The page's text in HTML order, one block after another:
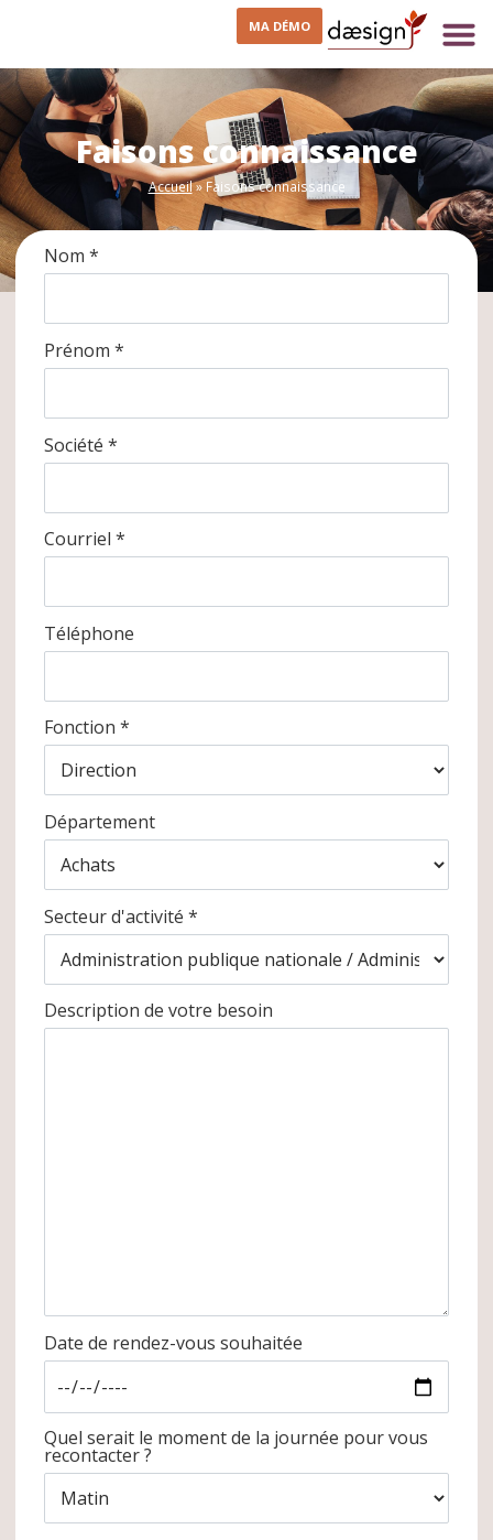
MA DÉMO
Faisons connaissance
Accueil» Faisons connaissance
Nom *
Prénom *
Société *
Courriel *
Téléphone
Fonction *
Département
Secteur d'activité *
Description de votre besoin
Date de rendez-vous souhaitée
Quel serait le moment de la journée pour vous
recontacter ?